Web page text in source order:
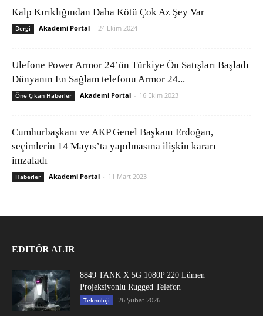
Kalp Kırıklığından Daha Kötü Çok Az Şey Var
Dergi Akademi Portal - 24 Ekim 2024
Ulefone Power Armor 24’ün Türkiye Ön Satışları Başladı
Dünyanın En Sağlam telefonu Armor 24...
Öne Çıkan Haberler Akademi Portal - 16 Ekim 2023
Cumhurbaşkanı ve AKP Genel Başkanı Erdoğan,
seçimlerin 14 Mayıs’ta yapılmasına ilişkin kararı
imzaladı
Haberler Akademi Portal - 11 Mart 2023
EDITÖR ALIR
8849 TANK X 5G 1080P 220 Lümen
Projeksiyonlu Rugged Telefon
Teknoloji 26 Şubat 2026